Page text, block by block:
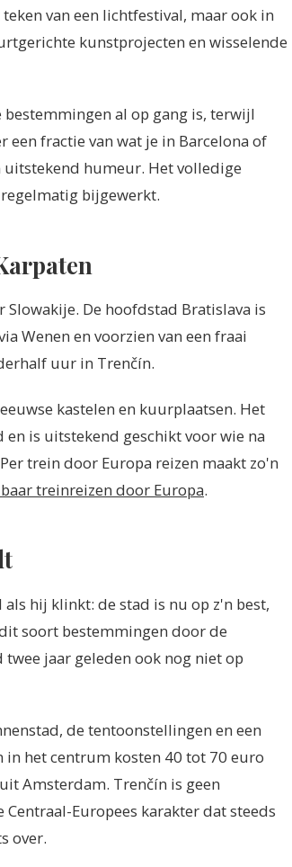
van een lichtfestival, maar ook in
kunstprojecten en wisselende
al op gang is, terwijl
fractie van wat je in Barcelona of
uitstekend humeur. Het volledige
bijgewerkt.
De hoofdstad Bratislava is
Wenen en voorzien van een fraai
uur in Trenčín.
kastelen en kuurplaatsen. Het
is uitstekend geschikt voor wie na
trein door Europa reizen maakt zo'n
treinreizen door Europa.
hij klinkt: de stad is nu op z'n best,
soort bestemmingen door de
jaar geleden ook nog niet op
de tentoonstellingen en een
het centrum kosten 40 tot 70 euro
Amsterdam. Trenčín is geen
Europees karakter dat steeds
over.